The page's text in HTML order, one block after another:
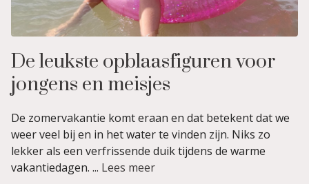
De leukste opblaasfiguren voor
jongens en meisjes
De zomervakantie komt eraan en dat betekent dat we
weer veel bij en in het water te vinden zijn. Niks zo
lekker als een verfrissende duik tijdens de warme
vakantiedagen. ... Lees meer